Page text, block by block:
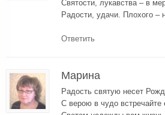
Святости, лукавства – в
Радости, удачи. Плохого –
Ответить
Марина
Радость святую несет
С верою в чудо встречайте